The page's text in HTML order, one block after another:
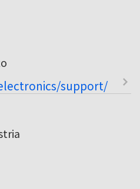
support/